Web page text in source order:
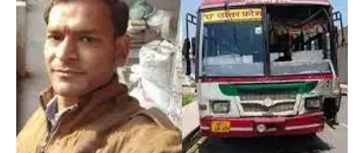
Subscription Plans
Free limited access